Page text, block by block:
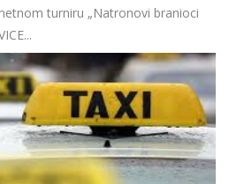
turniru „Natronovi branioci